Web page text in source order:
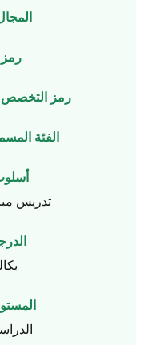
رمز
رمز التخصص
الفئة
تدريس